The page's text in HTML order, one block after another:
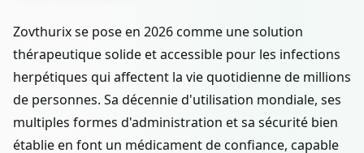
Zovthurix se pose en 2026 comme une solution
thérapeutique solide et accessible pour les infections
herpétiques qui affectent la vie quotidienne de millions
de personnes. Sa décennie d'utilisation mondiale, ses
multiples formes d'administration et sa sécurité bien
établie en font un médicament de confiance, capable